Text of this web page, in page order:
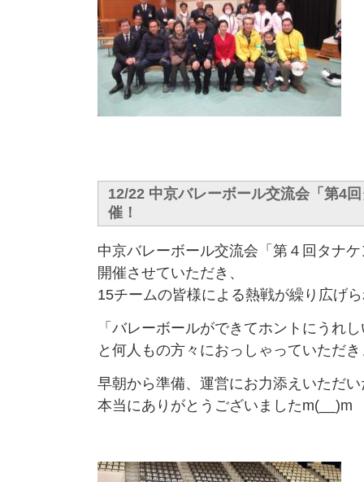
12/22 中京バレーボール交流会「第4
催！
中京バレーボール交流会「第４回タナ
開催させていただき、
15チームの皆様による熱戦が繰り広げ
「バレーボールができてホントにうれ
と何人もの方々におっしゃっていただ
早朝から準備、運営にお力添えいただ
本当にありがとうございましたm(__)m